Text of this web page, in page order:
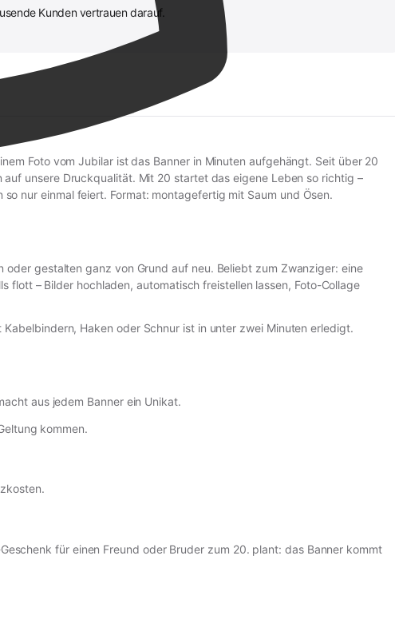
Kunden vertrauen darauf.
Foto vom Jubilar ist das Banner in Minuten aufgehängt. Seit über 20
unsere Druckqualität. Mit 20 startet das eigene Leben so richtig –
nur einmal feiert. Format: montagefertig mit Saum und Ösen.
oder gestalten ganz von Grund auf neu. Beliebt zum Zwanziger: eine
flott – Bilder hochladen, automatisch freistellen lassen, Foto-Collage
Haken oder Schnur ist in unter zwei Minuten erledigt.
aus jedem Banner ein Unikat.
kommen.
für einen Freund oder Bruder zum 20. plant: das Banner kommt